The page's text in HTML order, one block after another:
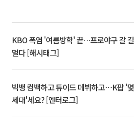
KBO 폭염 '여름방학' 끝…프로야구 갈 길
멀다 [해시태그]
빅뱅 컴백하고 튜이드 데뷔하고⋯K팝 '몇
세대'세요? [엔터로그]